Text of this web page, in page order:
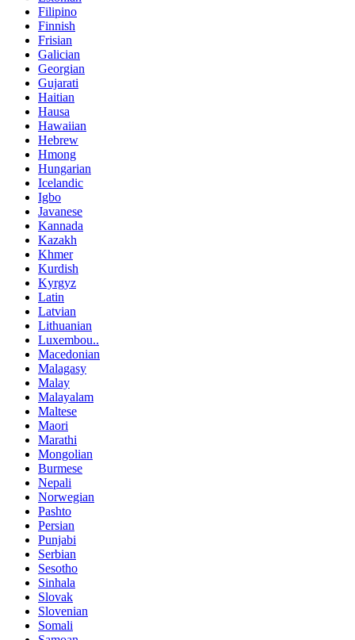
Filipino
Finnish
Frisian
Galician
Georgian
Gujarati
Haitian
Hausa
Hawaiian
Hebrew
Hmong
Hungarian
Icelandic
Igbo
Javanese
Kannada
Kazakh
Khmer
Kurdish
Kyrgyz
Latin
Latvian
Lithuanian
Luxembou..
Macedonian
Malagasy
Malay
Malayalam
Maltese
Maori
Marathi
Mongolian
Burmese
Nepali
Norwegian
Pashto
Persian
Punjabi
Serbian
Sesotho
Sinhala
Slovak
Slovenian
Somali